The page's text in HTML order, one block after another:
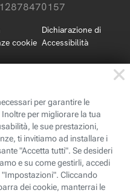
12878470157
cookie
Dichiarazione di
Accessibilità